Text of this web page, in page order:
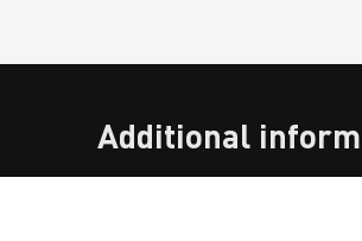
Additional